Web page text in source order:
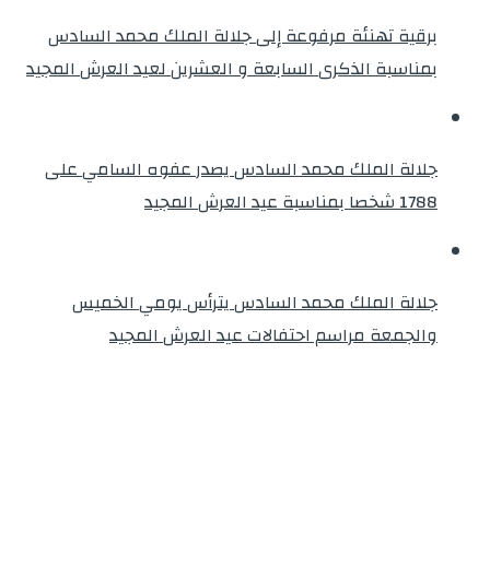
برقية تهنئة مرفوعة إلى جلالة الملك محمد السادس
بمناسبة الذكرى السابعة و العشرين لعيد العرش المجيد
جلالة الملك محمد السادس يصدر عفوه السامي على
1788 شخصا بمناسبة عيد العرش المجيد
جلالة الملك محمد السادس يترأس يومي الخميس
والجمعة مراسم احتفالات عيد العرش المجيد